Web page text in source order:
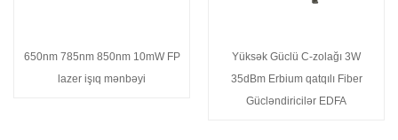
650nm 785nm 850nm 10mW FP
lazer işıq mənbəyi
Yüksək Güclü C-zolağı 3W
35dBm Erbium qatqılı Fiber
Gücləndiricilər EDFA